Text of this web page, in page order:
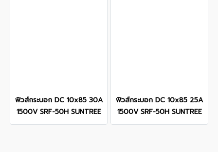
ฟิวส์กระบอก DC 10x85 30A
1500V SRF-50H SUNTREE
ฟิวส์กระบอก DC 10x85 25A
1500V SRF-50H SUNTREE